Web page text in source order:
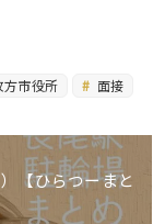
方市役所 面接
【ひらつーまと